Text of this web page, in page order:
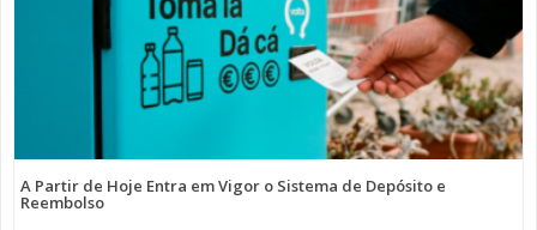
A Partir de Hoje Entra em Vigor o Sistema de Depósito e
Reembolso